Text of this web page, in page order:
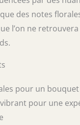
des notes
l’on ne
pour un
pour une